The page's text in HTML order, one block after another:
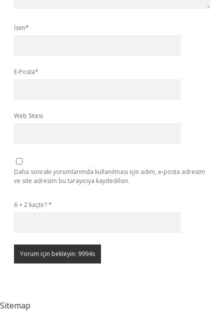
İsim*
E-Posta*
Web Sitesi
Daha sonraki yorumlarımda kullanılması için adım, e-posta adresim
ve site adresim bu tarayıcıya kaydedilsin.
6 + 2 kaçtır?*
Sitemap